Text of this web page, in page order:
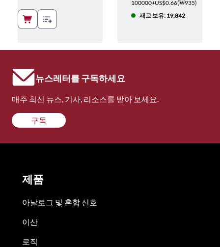
100000+US$0.66(₩935)
재고 보유: 19,842
뉴스레터를 구독하세요
매주 최신 뉴스, 기사, 리소스를 받아 보세요.
구독
제품
아날로그 및 혼합 신호
이산
로직